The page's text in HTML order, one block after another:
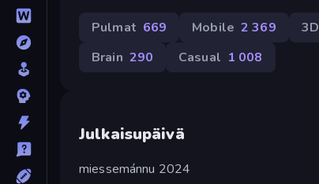
Pulmat 669 Mobile 2 369 3D
Brain 290 Casual 1 008
Julkaisupäivä
miessemánnu 2024